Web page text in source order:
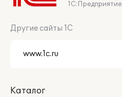
1С:Предприятие
Другие сайты 1С
Каталог